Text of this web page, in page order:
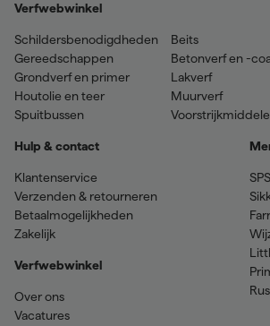
Verfwebwinkel
Schildersbenodigdheden
Gereedschappen
Grondverf en primer
Houtolie en teer
Spuitbussen
Beits
Betonverf en -
Lakverf
Muurverf
Hulp & contact
Klantenservice
Verzenden & retourneren
Betaalmogelijkheden
Zakelijk
Verfwebwinkel
Over ons
Vacatures
SPS